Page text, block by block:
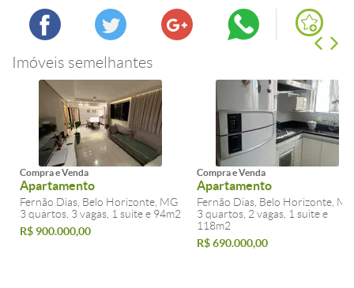
Imóveis semelhantes
Compra e Venda
Apartamento
Fernão Dias, Belo Horizonte, MG
3 quartos, 3 vagas, 1 suite e 94m2
R$ 900.000,00
Compra e Venda
Apartamento
Fernão Dias, Belo Horizonte, MG
3 quartos, 2 vagas, 1 suite e
118m2
R$ 690.000,00